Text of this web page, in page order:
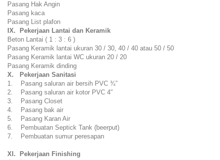
Pasang Hak Angin
Pasang kaca
Pasang List plafon
IX. Pekerjaan Lantai dan Keramik
Beton Lantai ( 1 : 3 : 6 )
Pasang Keramik lantai ukuran 30 / 30, 40 / 40 atau 50 / 50
Pasang Keramik lantai WC ukuran 20 / 20
Pasang Keramik dinding
X. Pekerjaan Sanitasi
1. Pasang saluran air bersih PVC ¾”
2. Pasang saluran air kotor PVC 4″
3. Pasang Closet
4. Pasang bak air
5. Pasang Karan Air
6. Pembuatan Septick Tank (beerput)
7. Pembuatan sumur peresapan
XI. Pekerjaan Finishing